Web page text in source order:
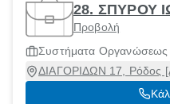
28. ΣΠΥΡΟΥ
Προβολή
Συστήματα Οργανώσεως
ΔΙΑΓΟΡΙΔΩΝ 17, Ρόδος